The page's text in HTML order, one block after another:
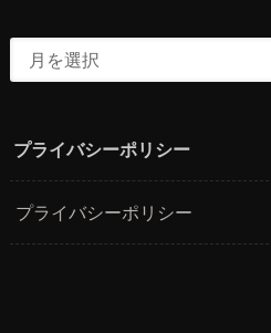
プライバシーポリシー
プライバシーポリシー